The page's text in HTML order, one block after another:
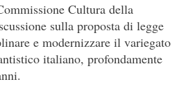
Cultura della
sulla proposta di legge
e modernizzare il variegato
italiano, profondamente